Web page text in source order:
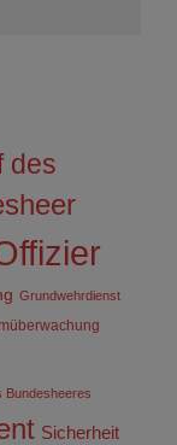
des
Grundwehrdienst
Bundesheeres
Sicherheit